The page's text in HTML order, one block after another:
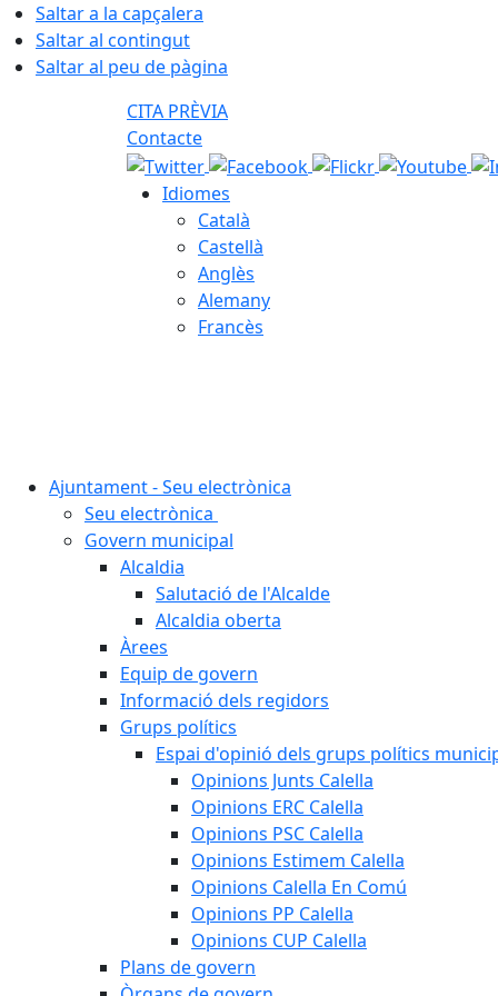
Saltar a la capçalera
Saltar al contingut
Saltar al peu de pàgina
CITA PRÈVIA
Contacte
Idiomes
Català
Castellà
Anglès
Alemany
Francès
Ajuntament - Seu electrònica
Seu electrònica
Govern municipal
Alcaldia
Salutació de l'Alcalde
Alcaldia oberta
Àrees
Equip de govern
Informació dels regidors
Grups polítics
Espai d'opinió dels grups polítics
Opinions Junts Calella
Opinions ERC Calella
Opinions PSC Calella
Opinions Estimem Calella
Opinions Calella En Comú
Opinions PP Calella
Opinions CUP Calella
Plans de govern